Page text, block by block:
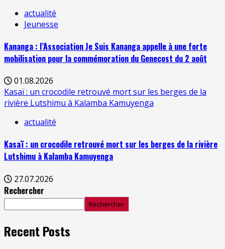
actualité
Jeunesse
Kananga : l’Association Je Suis Kananga appelle à une forte
mobilisation pour la commémoration du Genecost du 2 août
01.08.2026
Kasaï : un crocodile retrouvé mort sur les berges de la
rivière Lutshimu à Kalamba Kamuyenga
actualité
Kasaï : un crocodile retrouvé mort sur les berges de la rivière
Lutshimu à Kalamba Kamuyenga
27.07.2026
Rechercher
Rechercher
Recent Posts